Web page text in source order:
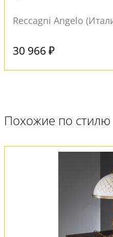
Reccagni Angelo
30 966 ₽
Похожие по стилю